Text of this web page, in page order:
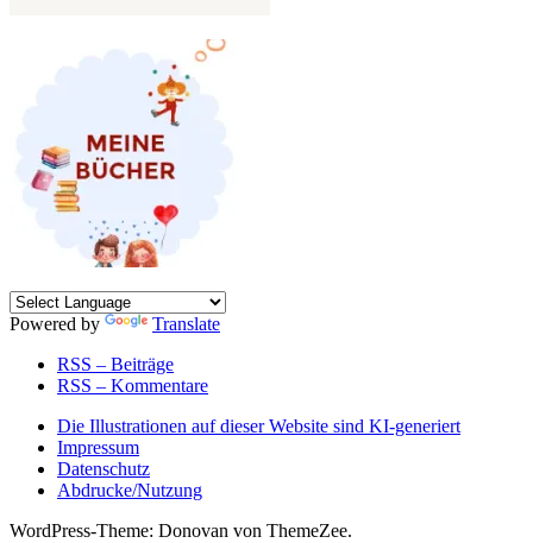
Powered by
Translate
RSS – Beiträge
RSS – Kommentare
Die Illustrationen auf dieser Website sind KI-generiert
Impressum
Datenschutz
Abdrucke/Nutzung
WordPress-Theme: Donovan von ThemeZee.